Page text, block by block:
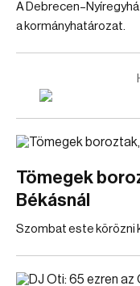
A
a kormányhatározat.
Tömegek
Békásnál
Szombat este körözni